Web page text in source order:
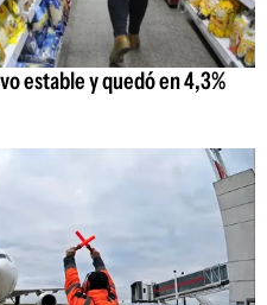
estable y quedó en 4,3%